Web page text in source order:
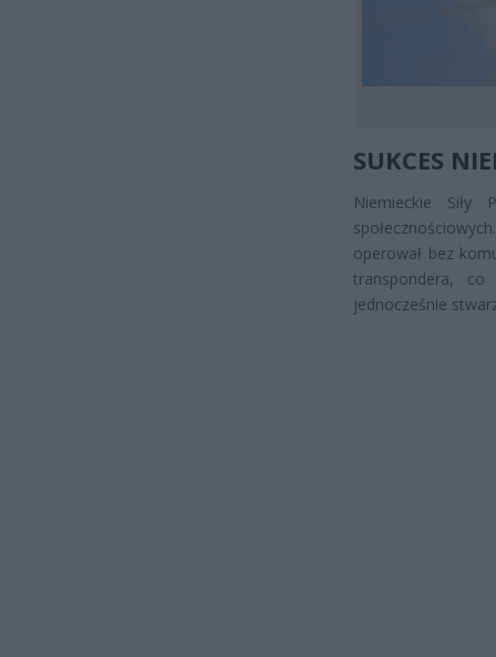
SUKCES
Niemieckie Siły
operował bez
transpondera,
jednocześnie